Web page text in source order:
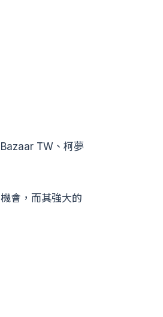
TW、柯夢
會，而其強大的